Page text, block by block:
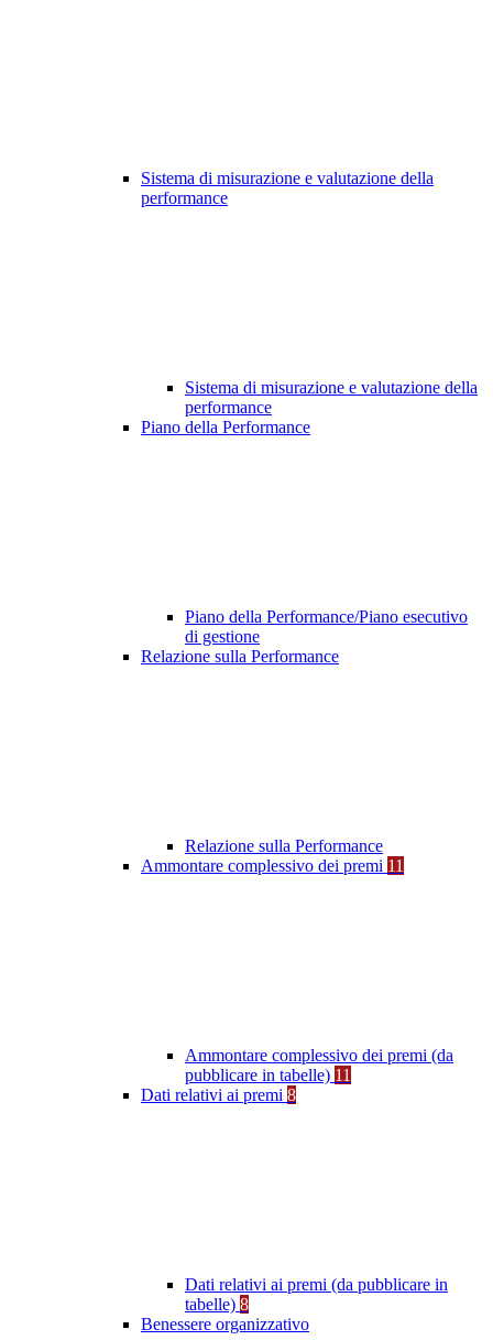
Sistema di misurazione e valutazione della
performance
Sistema di misurazione e valutazione della
performance
Piano della Performance
Piano della Performance/Piano esecutivo
di gestione
Relazione sulla Performance
Relazione sulla Performance
Ammontare complessivo dei premi 11
Ammontare complessivo dei premi (da
pubblicare in tabelle) 11
Dati relativi ai premi 8
Dati relativi ai premi (da pubblicare in
tabelle) 8
Benessere organizzativo